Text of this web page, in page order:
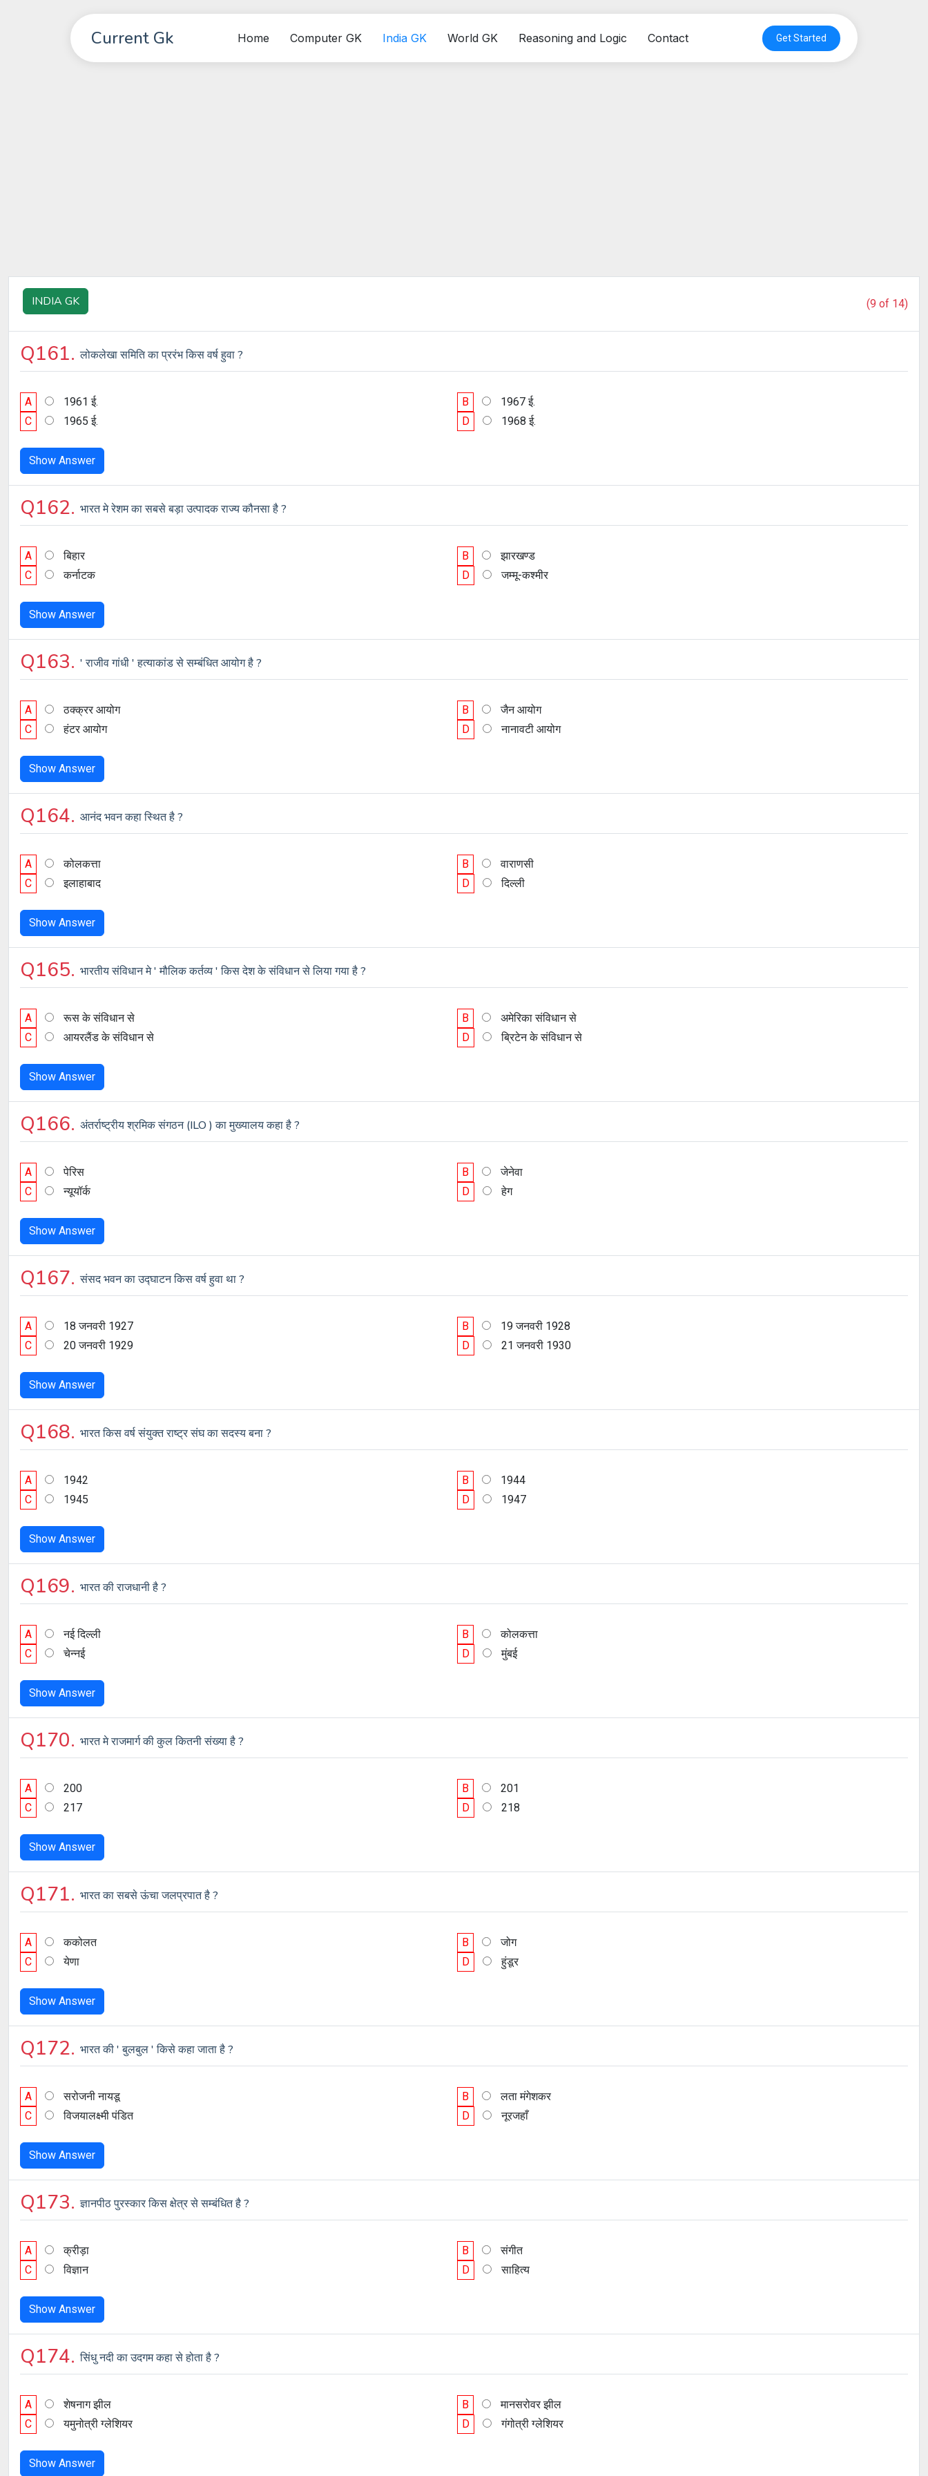
Current Gk Home Computer GK India GK World GK Reasoning and Logic Contact Get Started
INDIA GK (9 of 14)
Q161.लोकलेखा समिति का प्ररंभ किस वर्ष हुवा ?
A 1961 ई. B
1967 ई.
C
1965 ई. D 1968 ई.
Show Answer
Q162. भारत मे रेशम का सबसे बड़ा उत्पादक राज्य कौनसा है ?
A बिहार B
झारखण्ड
C
कर्नाटक D जम्मू-कश्मीर
Show Answer
Q163. ' राजीव गांधी ' हत्याकांड से सम्बंधित आयोग है ?
A ठक्क्रर आयोग B
जैन आयोग
C
हंटर आयोग D नानावटी आयोग
Show Answer
Q164. आनंद भवन कहा स्थित है ?
A कोलकत्ता B
वाराणसी
C
इलाहाबाद D दिल्ली
Show Answer
Q165. भारतीय संविधान मे ' मौलिक कर्तव्य ' किस देश के संविधान से लिया गया है ?
A रूस के संविधान से B
अमेरिका संविधान से
C
आयरलैंड के संविधान से D ब्रिटेन के संविधान से
Show Answer
Q166. अंतर्राष्ट्रीय श्रमिक संगठन (ILO ) का मुख्यालय कहा है ?
A पेरिस B
जेनेवा
C
न्यूयॉर्क D हेग
Show Answer
Q167.संसद भवन का उद्घाटन किस वर्ष हुवा था ?
A 18 जनवरी 1927 B
19 जनवरी 1928
C
20 जनवरी 1929 D 21 जनवरी 1930
Show Answer
Q168. भारत किस वर्ष संयुक्त राष्ट्र संघ का सदस्य बना ?
A 1942 B
1944
C
1945 D 1947
Show Answer
Q169. भारत की राजधानी है ?
A नई दिल्ली B
कोलकत्ता
C
चेन्नई D मुंबई
Show Answer
Q170. भारत मे राजमार्ग की कुल कितनी संख्या है ?
A 200 B
201
C
217 D 218
Show Answer
Q171. भारत का सबसे ऊंचा जलप्रपात है ?
A ककोलत B
जोग
C
येणा D हुंडूर
Show Answer
Q172. भारत की ' बुलबुल ' किसे कहा जाता है ?
A सरोजनी नायडू B
लता मंगेशकर
C
विजयालक्ष्मी पंडित D नूरजहाँ
Show Answer
Q173.ज्ञानपीठ पुरस्कार किस क्षेत्र से सम्बंधित है ?
A क्रीड़ा B
संगीत
C
विज्ञान D साहित्य
Show Answer
Q174.सिंधु नदी का उदगम कहा से होता है ?
A शेषनाग झील B
मानसरोवर झील
C
यमुनोत्री ग्लेशियर D गंगोत्री ग्लेशियर
Show Answer